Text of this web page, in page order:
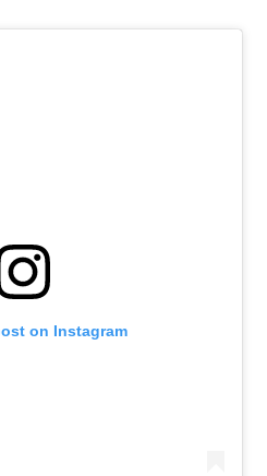
on Instagram